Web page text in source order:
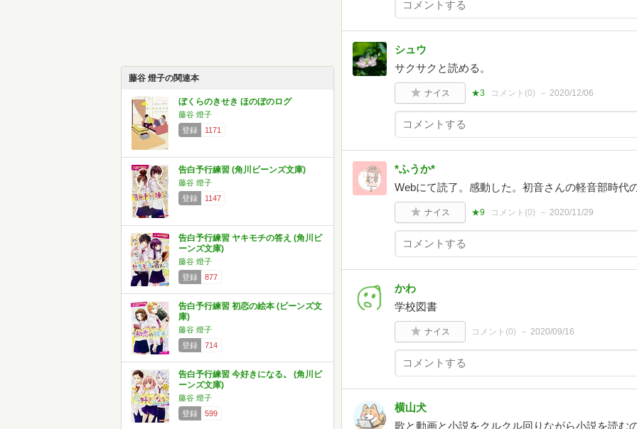
藤谷 燈子の関連本
ぼくらのきせき ほのぼのログ
藤谷 燈子
登録
1171
告白予行練習 (角川ビーンズ文庫)
藤谷 燈子
登録
1147
告白予行練習 ヤキモチの答え (角川ビ
ーンズ文庫)
藤谷 燈子
登録
877
告白予行練習 初恋の絵本 (ビーンズ文
庫)
藤谷 燈子
登録
714
告白予行練習 今好きになる。 (角川ビ
ーンズ文庫)
藤谷 燈子
登録
599
シュウ
サクサクと読める。
ナイス ★3 コメント(0) 2020/12/06
*ふうか*
Webにて読了。感動した。初音さんの軽音部時代
ナイス ★9 コメント(0) 2020/11/29
かわ
学校図書
ナイス コメント(0) 2020/09/16
横山犬
歌と動画と小説をクルクル回りながら小説を読